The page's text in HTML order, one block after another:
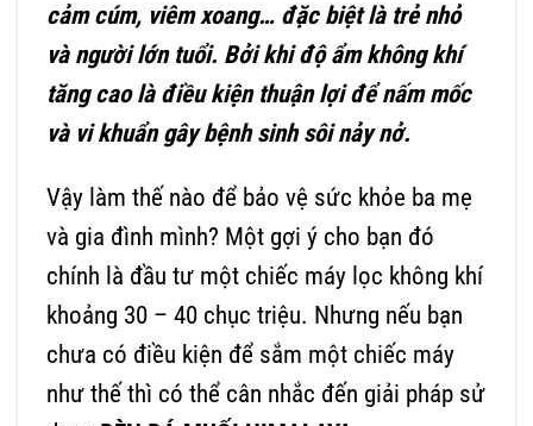
cảm cúm, viêm xoang… đặc biệt là trẻ nhỏ
và người lớn tuổi. Bởi khi độ ẩm không khí
tăng cao là điều kiện thuận lợi để nấm mốc
và vi khuẩn gây bệnh sinh sôi nảy nở.
Vậy làm thế nào để bảo vệ sức khỏe ba mẹ
và gia đình mình? Một gợi ý cho bạn đó
chính là đầu tư một chiếc máy lọc không khí
khoảng 30 – 40 chục triệu. Nhưng nếu bạn
chưa có điều kiện để sắm một chiếc máy
như thế thì có thể cân nhắc đến giải pháp sử